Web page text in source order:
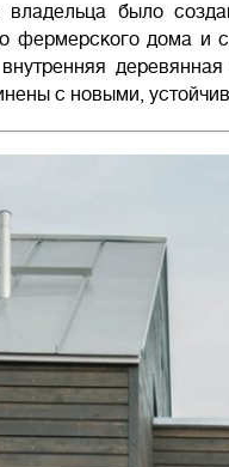
владельца было
фермерского дома и
с новыми,